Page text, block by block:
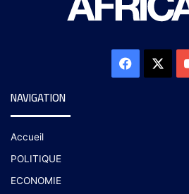
NAVIGATION
Accueil
POLITIQUE
ECONOMIE